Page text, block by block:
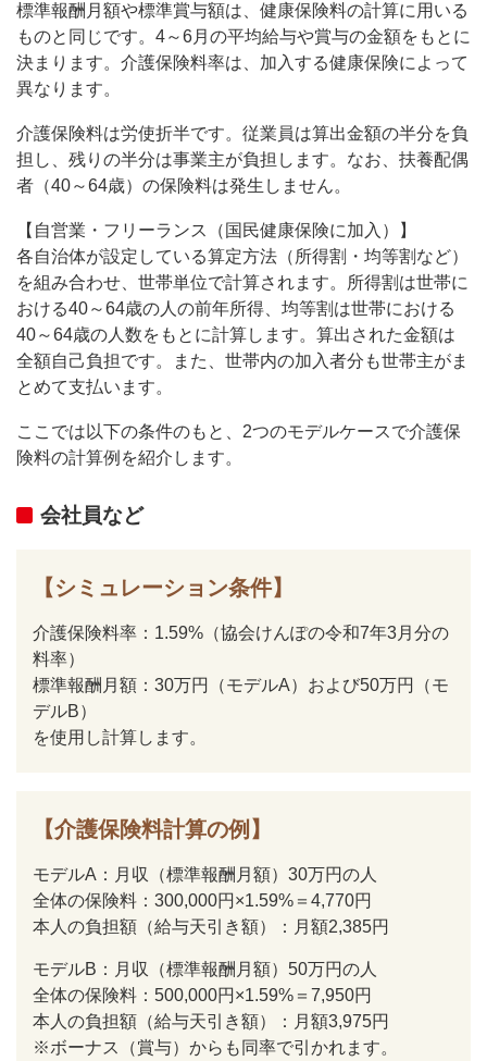
標準報酬月額や標準賞与額は、健康保険料の計算に用いる
ものと同じです。4～6月の平均給与や賞与の金額をもとに
決まります。介護保険料率は、加入する健康保険によって
異なります。
介護保険料は労使折半です。従業員は算出金額の半分を負
担し、残りの半分は事業主が負担します。なお、扶養配偶
者（40～64歳）の保険料は発生しません。
【自営業・フリーランス（国民健康保険に加入）】
各自治体が設定している算定方法（所得割・均等割など）
を組み合わせ、世帯単位で計算されます。所得割は世帯に
おける40～64歳の人の前年所得、均等割は世帯における
40～64歳の人数をもとに計算します。算出された金額は
全額自己負担です。また、世帯内の加入者分も世帯主がま
とめて支払います。
ここでは以下の条件のもと、2つのモデルケースで介護保
険料の計算例を紹介します。
会社員など
【シミュレーション条件】
介護保険料率：1.59%（協会けんぽの令和7年3月分の
料率）
標準報酬月額：30万円（モデルA）および50万円（モ
デルB）
を使用し計算します。
【介護保険料計算の例】
モデルA：月収（標準報酬月額）30万円の人
全体の保険料：300,000円×1.59%＝4,770円
本人の負担額（給与天引き額）：月額2,385円
モデルB：月収（標準報酬月額）50万円の人
全体の保険料：500,000円×1.59%＝7,950円
本人の負担額（給与天引き額）：月額3,975円
※ボーナス（賞与）からも同率で引かれます。